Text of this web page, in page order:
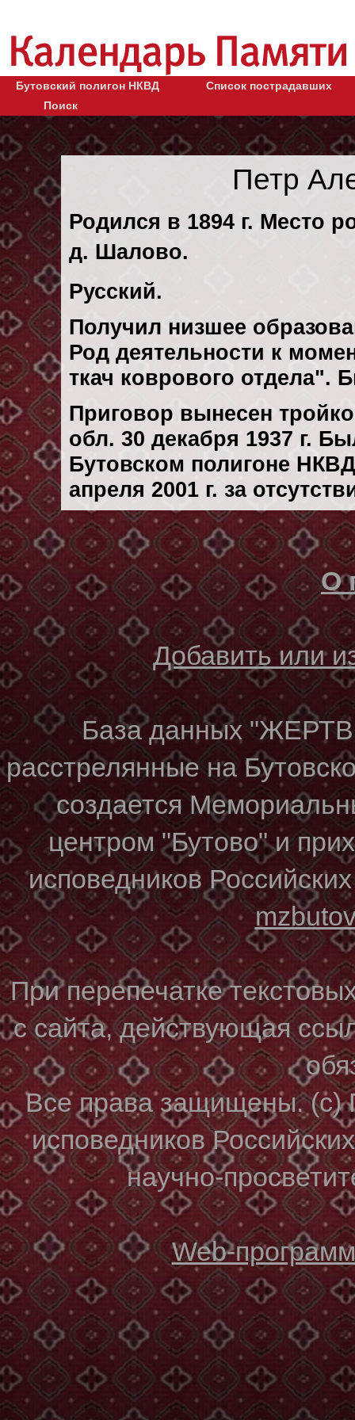
Бутовский полигон НКВД
Список пострадавших
Поиск
Петр
Родился в 1894 г. Место
д. Шалово.
Русский.
Получил низшее
Род деятельности к
ткач коврового отдела".
Приговор вынесен
обл. 30 декaбря 1937 г.
Бутовском полигоне
апреля 2001 г. за
О
Добавить или
База данных
расстрелянные на
создается
центром "Бутово" и
исповедников
При перепечатке
с сайта, действующая
Все права защищены. (с)
исповедников
научно-
Web-